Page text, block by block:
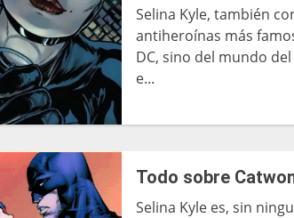
Selina Kyle, también
antiheroínas más
DC, sino del mundo
e...
Todo sobre
Selina Kyle es, sin